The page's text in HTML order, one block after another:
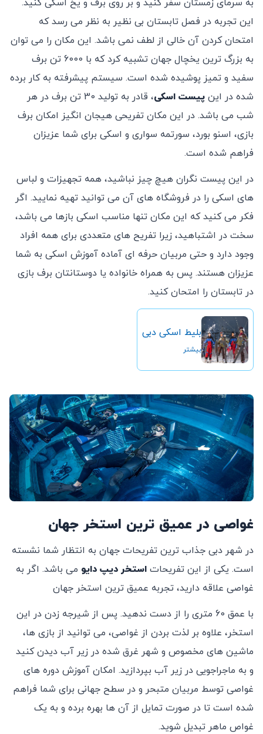
به سرمای زمستان سفر کنید و بر روی برف و یخ اسکی کنید.
این تجربه در فصل تابستان بی نظیر به نظر می رسد که
امتحان کردن آن خالی از لطف نمی باشد. این مکان را می توان
به بزرگ ترین یخچال جهان تشبیه کرد که با 6000 تن برف
سفید و تمیز پوشیده شده است. سیستم پیشرفته به کار برده
شده در این پیست اسکی
، قادر به تولید 30 تن برف در هر
شب می باشد. در این مکان تفریحی هیجان انگیز امکان برف
بازی، اسنو بورد، سورتمه سواری و اسکی برای شما عزیزان
فراهم شده است.
در این پیست نگران هیچ چیز نباشید، همه تجهیزات و لباس
های اسکی را در فروشگاه های آن می توانید تهیه نمایید. اگر
فکر می کنید که این مکان تنها مناسب اسکی بازها می باشد،
سخت در اشتباهید، زیرا تفریح های متعددی برای همه افراد
وجود دارد و حتی مربیان حرفه ای آماده آموزش اسکی به شما
عزیزان هستند. پس به همراه خانواده یا دوستانتان برف بازی
در تابستان را امتحان کنید.
بلیط اسکی دبی
بیشتر
غواصی در عمیق ترین استخر جهان
در شهر دبی جذاب ترین تفریحات جهان به انتظار شما نشسته
است. یکی از این تفریحات استخر دیپ دایو می باشد. اگر به
غواصی علاقه دارید، تجربه عمیق ترین استخر جهان
با عمق 60 متری را از دست ندهید. پس از شیرجه زدن در این
استخر، علاوه بر لذت بردن از غواصی، می توانید از بازی ها،
ماشین های مخصوص و شهر غرق شده در زیر آب دیدن کنید
و به ماجراجویی در زیر آب بپردازید. امکان آموزش دوره های
غواصی توسط مربیان متبحر و در سطح جهانی برای شما فراهم
شده است تا در صورت تمایل از آن ها بهره برده و به یک
غواص ماهر تبدیل شوید.